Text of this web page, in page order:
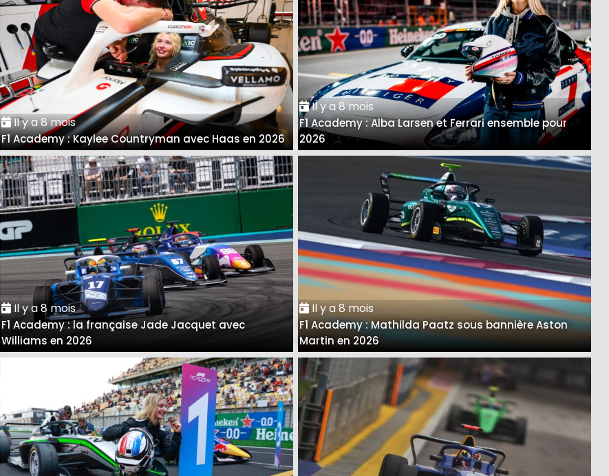
Il y a 8 mois
F1 Academy : Kaylee Countryman avec Haas en 2026
Il y a 8 mois
F1 Academy : Alba Larsen et Ferrari ensemble pour
2026
Il y a 8 mois
F1 Academy : la française Jade Jacquet avec
Williams en 2026
Il y a 8 mois
F1 Academy : Mathilda Paatz sous bannière Aston
Martin en 2026